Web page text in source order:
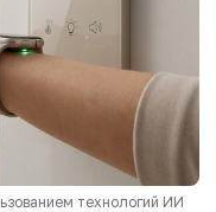
технологий ИИ